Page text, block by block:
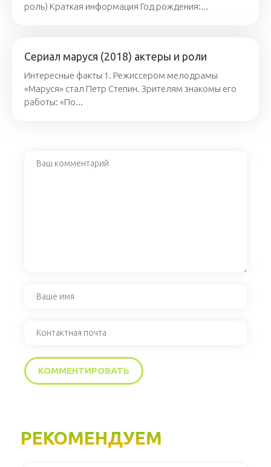
роль) Краткая информация Год рождения:...
Сериал маруся (2018) актеры и роли
Интересные факты 1. Режиссером мелодрамы
«Маруся» стал Петр Степин. Зрителям знакомы его
работы: «По...
РЕКОМЕНДУЕМ